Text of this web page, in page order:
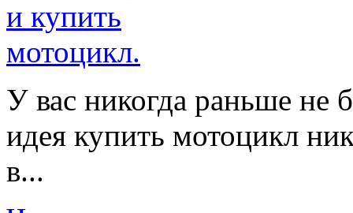
У вас никогда раньше не
идея купить мотоцикл
в...